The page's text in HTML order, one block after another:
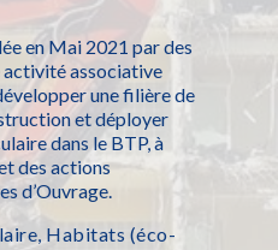
en Mai 2021 par des
activité associative
une filière de
et déployer
dans le BTP, à
des actions
d’Ouvrage.
, Habitats (éco-